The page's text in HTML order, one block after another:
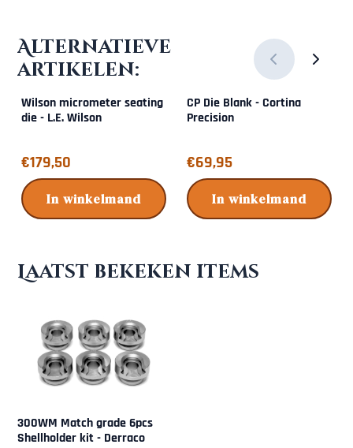
Alternatieve
artikelen:
Wilson micrometer seating
die - L.E. Wilson
Prijs: 179,50
€179,50
In winkelmand
CP Die Blank - Cortina
Precision
Prijs: 69,95
€69,95
In winkelmand
Laatst bekeken items
300WM Match grade 6pcs
Shellholder kit - Derraco